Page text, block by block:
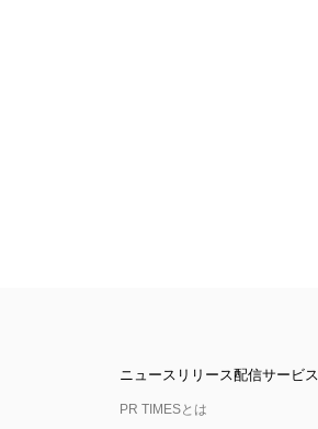
ニュースリリース配信サービス
PR TIMESとは